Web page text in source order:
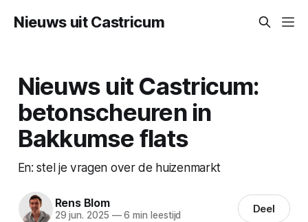
Nieuws uit Castricum
Nieuws uit Castricum:
betonscheuren in
Bakkumse flats
En: stel je vragen over de huizenmarkt
Rens Blom
29 jun. 2025 —6 min leestijd Deel